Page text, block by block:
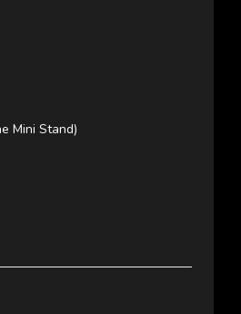
Mini Stand)